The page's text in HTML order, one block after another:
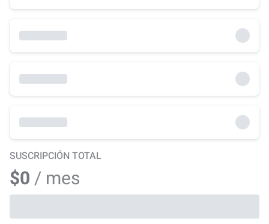
SUSCRIPCIÓN TOTAL
$0/ mes